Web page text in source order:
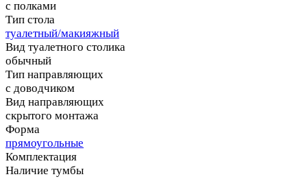
с полками
Тип стола
туалетный/макияжный
Вид туалетного столика
обычный
Тип направляющих
с доводчиком
Вид направляющих
скрытого монтажа
Форма
прямоугольные
Комплектация
Наличие тумбы